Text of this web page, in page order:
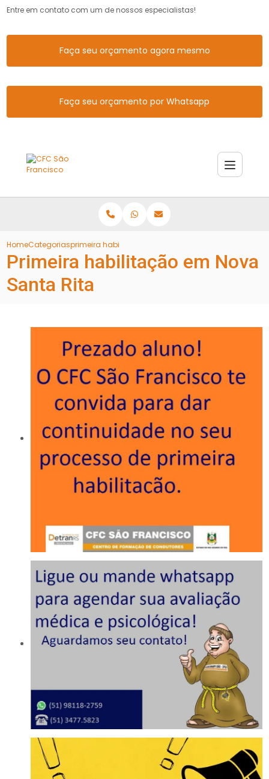
Entre em contato com um de nossos especialistas!
Faça seu orçamento agora mesmo
Faça seu orçamento por Whatsapp
HomeCategoriasprimeira habilitacao nova santa rita
Primeira habilitação em Nova
Santa Rita